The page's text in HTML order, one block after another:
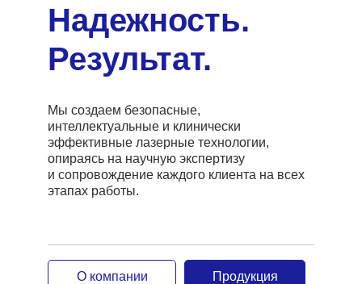
Надежность.
Результат.
Мы создаем безопасные,
интеллектуальные и клинически
эффективные лазерные технологии,
опираясь на научную экспертизу
и сопровождение каждого клиента на всех
этапах работы.
О компании Продукция